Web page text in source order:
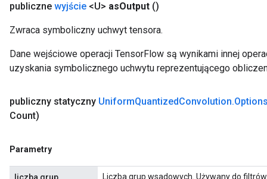
publiczne wyjście <U> asOutput ()
Zwraca symboliczny uchwyt tensora.
Dane wejściowe operacji TensorFlow są wynikami innej
uzyskania symbolicznego uchwytu reprezentującego
publiczny statyczny UniformQuantizedConvolution.
Count)
Parametry
Liczba grup wsadowych. Używany do